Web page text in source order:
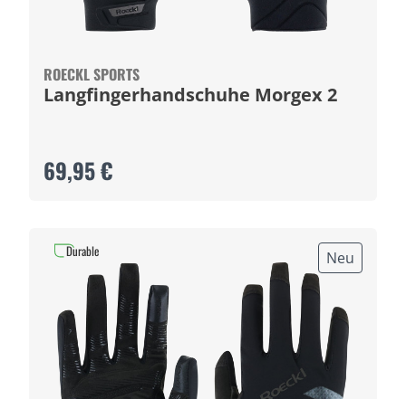
ROECKL SPORTS
Langfingerhandschuhe Morgex 2
69,95 €
Neu
Durable